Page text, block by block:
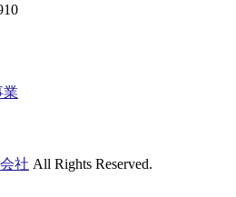
業
社 All Rights Reserved.